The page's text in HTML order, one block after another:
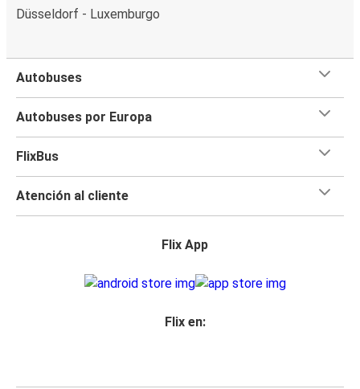
Düsseldorf - Luxemburgo
Autobuses
Autobuses por Europa
FlixBus
Atención al cliente
Flix App
Flix en: